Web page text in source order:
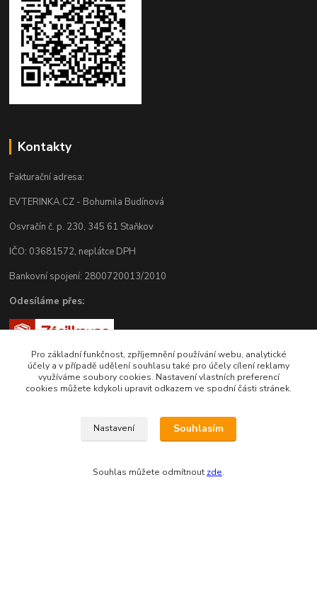
Kontakty
Fakturační adresa:
EVTERINKA.CZ - Bohumila Budínová
Osvračín č. p. 230, 345 61 Staňkov
IČO: 03681572, neplátce DPH
Bankovní spojení: 2800720013/2010
Odesíláme přes:
Zákaznická podpora eshopu EVTERINKA.CZ
Bohunka Budínová
Pro základní funkčnost, zpříjemnění používání webu, analytické
účely a v případě udělení souhlasu také pro účely cílení reklamy
využíváme soubory cookies. Nastavení vlastních preferencí
cookies můžete kdykoli upravit odkazem ve spodní části stránek.
Nastavení Souhlasím
Souhlas můžete odmítnout zde.